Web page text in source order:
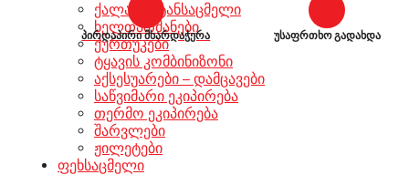
ქალაქის ტანსაცმელი
ხელთათმანები
ქურთუკები
ტყავის კომბინიზონი
აქსესუარები – დამცავები
საწვიმარი ეკიპირება
თერმო ეკიპირება
შარვლები
ჟილეტები
ფეხსაცმელი
პირდაპირი მხარდაჭერა უსაფრთხო გადახდა